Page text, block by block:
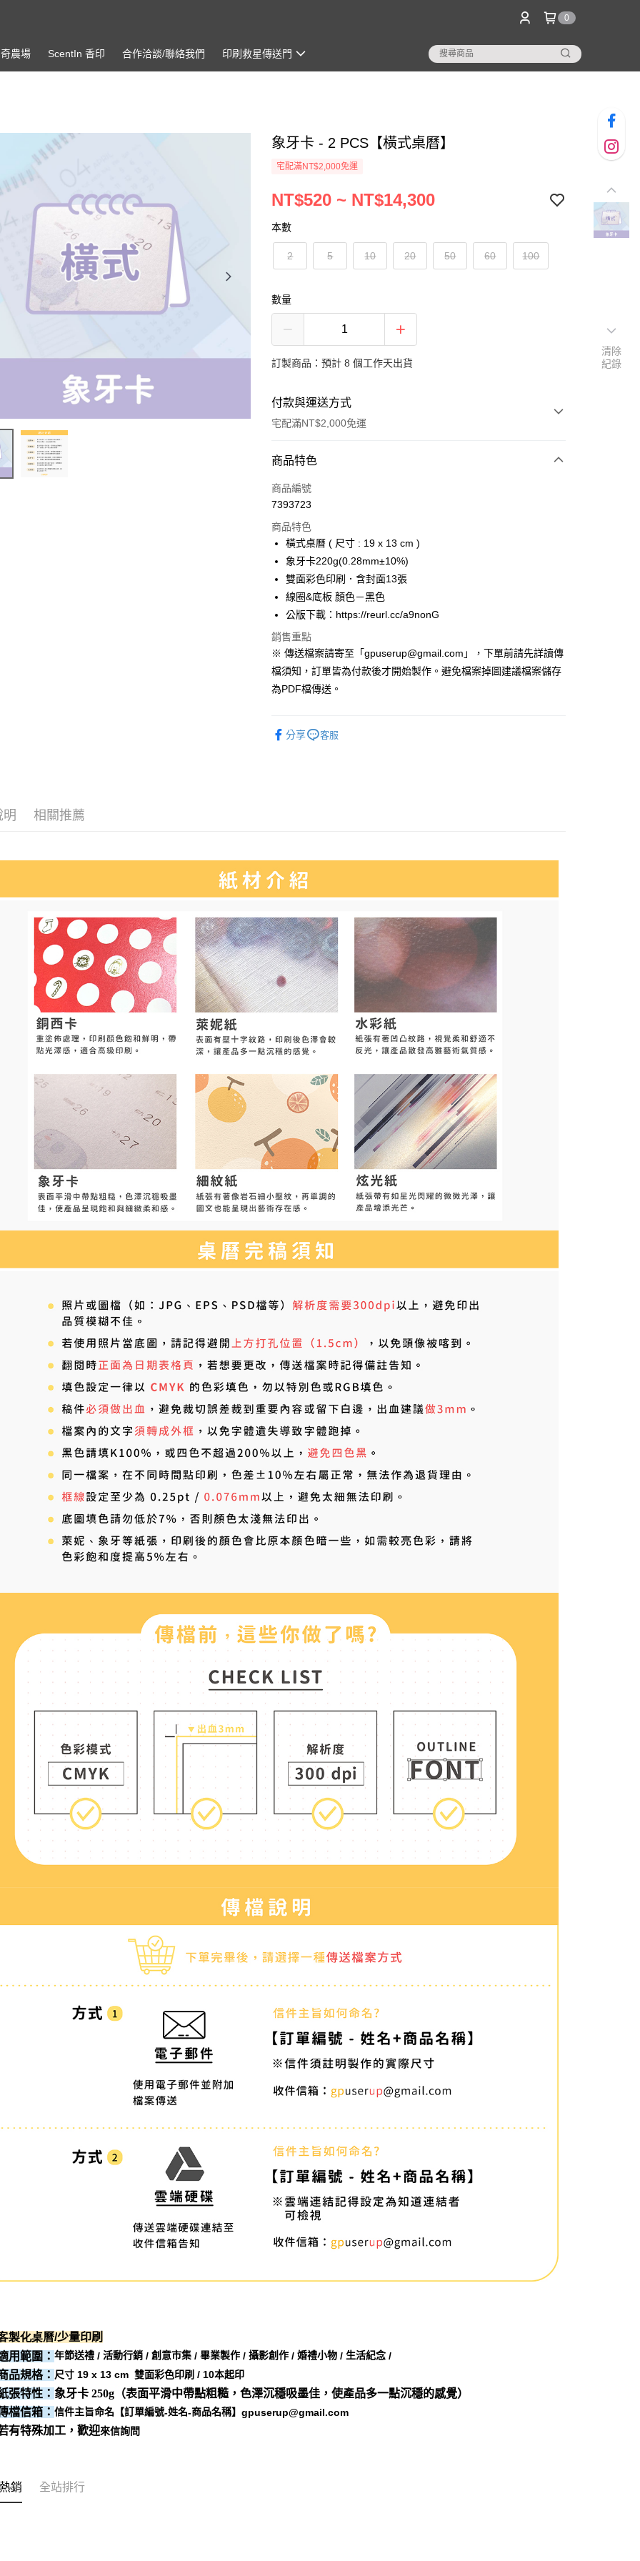
0
農場 ScentIn 香印 合作洽談/聯絡我們 印刷救星傳送門
象牙卡 - 2 PCS【橫式桌曆】
宅配滿NT$2,000免運
NT$520 ~ NT$14,300
本數
2 5 10 20 50 60 100
數量
訂製商品：預計 8 個工作天出貨
付款與運送方式
宅配滿NT$2,000免運
付款方式
信用卡一次付款
運送方式
宅配
每筆NT$200，滿NT$2,000(含以上)免運費
便利袋
無框畫
每筆NT$250
商品特色
商品編號
7393723
商品特色
橫式桌曆 ( 尺寸 : 19 x 13 cm )
象牙卡220g(0.28mm±10%)
雙面彩色印刷．含封面13張
線圈&底板 顏色－黑色
公版下載：https://reurl.cc/a9nonG
銷售重點
※ 傳送檔案請寄至「gpuserup@gmail.com」，下單前請先詳讀傳
檔須知，訂單皆為付款後才開始製作。避免檔案掉圖建議檔案儲存
為PDF檔傳送。
分享 客服
明 相關推薦
製化桌曆/少量印刷
用範圍：年節送禮 /活動行銷 /創意市集 /畢業製作 /攝影創作 /婚禮小物 /生活紀念 /
品規格： 尺寸 19 x 13 cm 雙面彩色印刷 / 10本起印
張特性：象牙卡 250g （表面平滑中帶點粗糙，色澤沉穩吸墨佳，使產品多一點沉穩的感覺）
檔信箱：信件主旨命名【訂單編號-姓名-商品名稱】gpuserup@gmail.com
有特殊加工，歡迎來信詢問
銷 全站排行
清除
紀錄